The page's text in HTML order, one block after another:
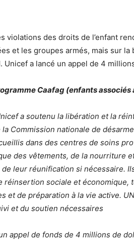
violations des droits de l’enfant
et les groupes armés, mais sur
Unicef a lancé un appel de 4
Caafag (enfants
a soutenu la libération et la
la Commission nationale de
dans des centres de soins
des vêtements, de la nourriture
leur réunification si nécessaire.
réinsertion sociale et économique,
et de préparation à la vie active.
et du soutien nécessaires
appel de fonds de 4 millions de